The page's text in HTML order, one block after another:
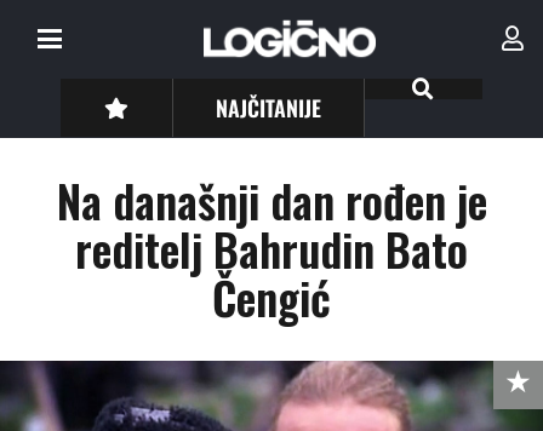
NAJČITANIJE
Na današnji dan rođen je
reditelj Bahrudin Bato
Čengić